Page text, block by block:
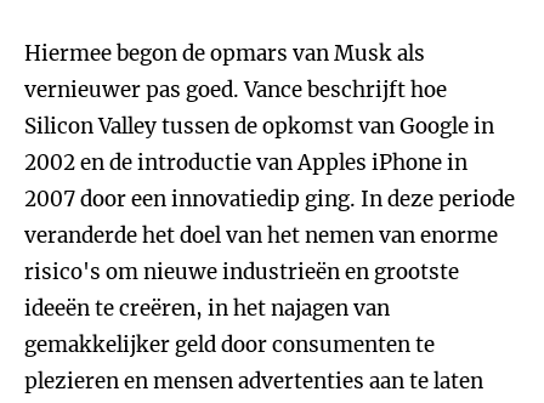
Hiermee begon de opmars van Musk als
vernieuwer pas goed. Vance beschrijft hoe
Silicon Valley tussen de opkomst van Google in
2002 en de introductie van Apples iPhone in
2007 door een innovatiedip ging. In deze periode
veranderde het doel van het nemen van enorme
risico's om nieuwe industrieën en grootste
ideeën te creëren, in het najagen van
gemakkelijker geld door consumenten te
plezieren en mensen advertenties aan te laten